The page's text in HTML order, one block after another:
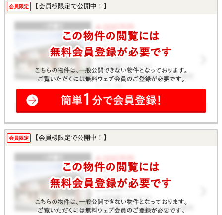
会員限定 【会員様限定で公開中！】
会員限定 【会員様限定で公開中！】